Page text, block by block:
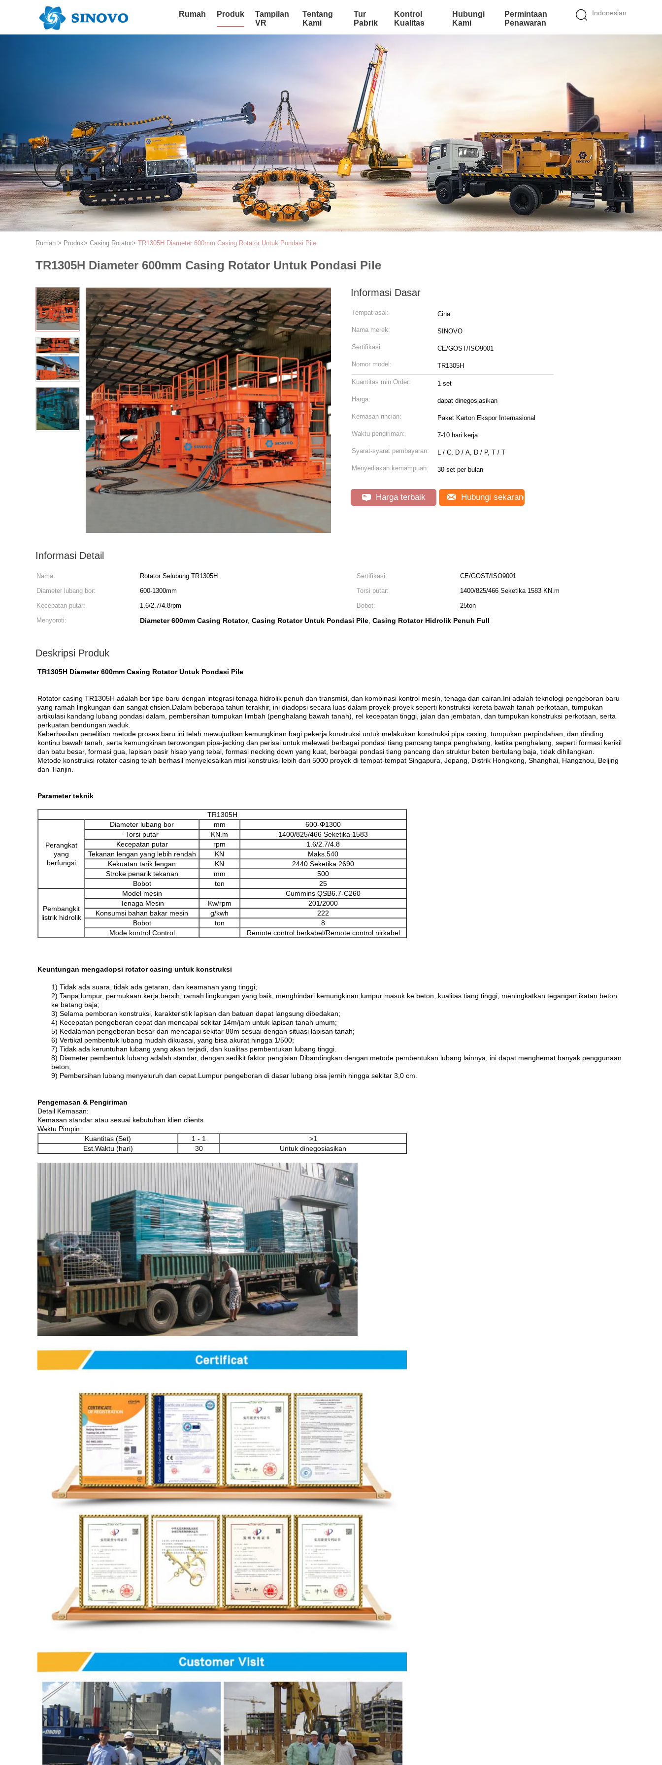
Indonesian
Rumah Produk
Tampilan
VR
Tentang
Kami
Tur
Pabrik
Kontrol
Kualitas
Hubungi
Kami
Permintaan
Penawaran
Rumah > Produk> Casing Rotator> TR1305H Diameter 600mm Casing Rotator Untuk Pondasi Pile
TR1305H Diameter 600mm Casing Rotator Untuk Pondasi Pile
Informasi Dasar
Tempat asal: Cina
Nama merek: SINOVO
Sertifikasi: CE/GOST/ISO9001
Nomor model: TR1305H
Kuantitas min Order: 1 set
Harga: dapat dinegosiasikan
Kemasan rincian: Paket Karton Ekspor Internasional
Waktu pengiriman: 7-10 hari kerja
Syarat-syarat pembayaran: L / C, D / A, D / P, T / T
Menyediakan kemampuan: 30 set per bulan
Harga terbaik Hubungi sekarang
Informasi Detail
Nama: Rotator Selubung TR1305H Sertifikasi:
CE/GOST/ISO9001
Diameter lubang bor:
600-1300mm Torsi putar:
1400/825/466 Seketika 1583 KN.m
Kecepatan putar:
1.6/2.7/4.8rpm Bobot:
25ton
Menyoroti:
Diameter 600mm Casing Rotator, Casing Rotator Untuk Pondasi Pile, Casing Rotator Hidrolik Penuh Full
Deskripsi Produk
TR1305H Diameter 600mm Casing Rotator Untuk Pondasi Pile
Rotator casing TR1305H adalah bor tipe baru dengan integrasi tenaga hidrolik penuh dan transmisi, dan kombinasi kontrol mesin, tenaga dan cairan.Ini adalah teknologi pengeboran baru
yang ramah lingkungan dan sangat efisien.Dalam beberapa tahun terakhir, ini diadopsi secara luas dalam proyek-proyek seperti konstruksi kereta bawah tanah perkotaan, tumpukan
artikulasi kandang lubang pondasi dalam, pembersihan tumpukan limbah (penghalang bawah tanah), rel kecepatan tinggi, jalan dan jembatan, dan tumpukan konstruksi perkotaan, serta
perkuatan bendungan waduk.
Keberhasilan penelitian metode proses baru ini telah mewujudkan kemungkinan bagi pekerja konstruksi untuk melakukan konstruksi pipa casing, tumpukan perpindahan, dan dinding
kontinu bawah tanah, serta kemungkinan terowongan pipa-jacking dan perisai untuk melewati berbagai pondasi tiang pancang tanpa penghalang, ketika penghalang, seperti formasi kerikil
dan batu besar, formasi gua, lapisan pasir hisap yang tebal, formasi necking down yang kuat, berbagai pondasi tiang pancang dan struktur beton bertulang baja, tidak dihilangkan.
Metode konstruksi rotator casing telah berhasil menyelesaikan misi konstruksi lebih dari 5000 proyek di tempat-tempat Singapura, Jepang, Distrik Hongkong, Shanghai, Hangzhou, Beijing
dan Tianjin.
Parameter teknik
TR1305H
Perangkat
yang
berfungsi
Diameter lubang bor mm
600-Φ1300
Torsi putar
KN.m
1400/825/466 Seketika 1583
Kecepatan putar
rpm
1.6/2.7/4.8
Tekanan lengan yang lebih rendah
KN
Maks.540
Kekuatan tarik lengan
KN
2440 Seketika 2690
Stroke penarik tekanan
mm
500
Bobot
ton 25
Pembangkit
listrik hidrolik
Model mesin
Cummins QSB6.7-C260
Tenaga Mesin
Kw/rpm
201/2000
Konsumsi bahan bakar mesin
g/kwh
222
Bobot
ton
8
Mode kontrol Control
Remote control berkabel/Remote control nirkabel
Keuntungan mengadopsi rotator casing untuk konstruksi
1) Tidak ada suara, tidak ada getaran, dan keamanan yang tinggi;
2) Tanpa lumpur, permukaan kerja bersih, ramah lingkungan yang baik, menghindari kemungkinan lumpur masuk ke beton, kualitas tiang tinggi, meningkatkan tegangan ikatan beton
ke batang baja;
3) Selama pemboran konstruksi, karakteristik lapisan dan batuan dapat langsung dibedakan;
4) Kecepatan pengeboran cepat dan mencapai sekitar 14m/jam untuk lapisan tanah umum;
5) Kedalaman pengeboran besar dan mencapai sekitar 80m sesuai dengan situasi lapisan tanah;
6) Vertikal pembentuk lubang mudah dikuasai, yang bisa akurat hingga 1/500;
7) Tidak ada keruntuhan lubang yang akan terjadi, dan kualitas pembentukan lubang tinggi.
8) Diameter pembentuk lubang adalah standar, dengan sedikit faktor pengisian.Dibandingkan dengan metode pembentukan lubang lainnya, ini dapat menghemat banyak penggunaan
beton;
9) Pembersihan lubang menyeluruh dan cepat.Lumpur pengeboran di dasar lubang bisa jernih hingga sekitar 3,0 cm.
Pengemasan & Pengiriman
Detail Kemasan:
Kemasan standar atau sesuai kebutuhan klien clients
Waktu Pimpin:
Kuantitas (Set)
1 - 1
>1
Est.Waktu (hari)
30 Untuk dinegosiasikan